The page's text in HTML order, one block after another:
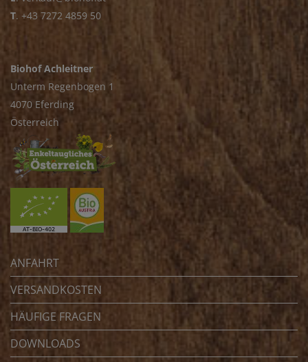
T. +43 7272 4859 50
Biohof Achleitner
Unterm Regenbogen 1
4070 Eferding
Österreich
ANFAHRT
VERSANDKOSTEN
HÄUFIGE FRAGEN
DOWNLOADS